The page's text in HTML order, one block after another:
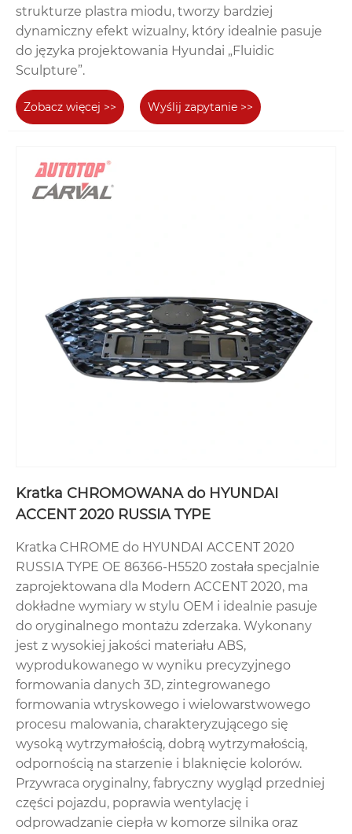
strukturze plastra miodu, tworzy bardziej
dynamiczny efekt wizualny, który idealnie pasuje
do języka projektowania Hyundai „Fluidic
Sculpture”.
Zobacz więcej >> Wyślij zapytanie >>
Kratka CHROMOWANA do HYUNDAI
ACCENT 2020 RUSSIA TYPE
Kratka CHROME do HYUNDAI ACCENT 2020
RUSSIA TYPE OE 86366-H5520 została specjalnie
zaprojektowana dla Modern ACCENT 2020, ma
dokładne wymiary w stylu OEM i idealnie pasuje
do oryginalnego montażu zderzaka. Wykonany
jest z wysokiej jakości materiału ABS,
wyprodukowanego w wyniku precyzyjnego
formowania danych 3D, zintegrowanego
formowania wtryskowego i wielowarstwowego
procesu malowania, charakteryzującego się
wysoką wytrzymałością, dobrą wytrzymałością,
odpornością na starzenie i blaknięcie kolorów.
Przywraca oryginalny, fabryczny wygląd przedniej
części pojazdu, poprawia wentylację i
odprowadzanie ciepła w komorze silnika oraz